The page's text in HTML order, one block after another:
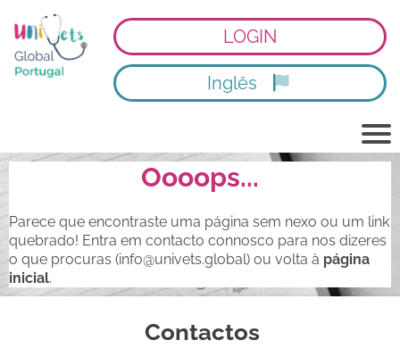
LOGIN
Inglês
Oooops...
Parece que encontraste uma página sem nexo ou um link
quebrado! Entra em contacto connosco para nos dizeres
o que procuras (info@univets.global) ou volta à página
inicial.
Contactos